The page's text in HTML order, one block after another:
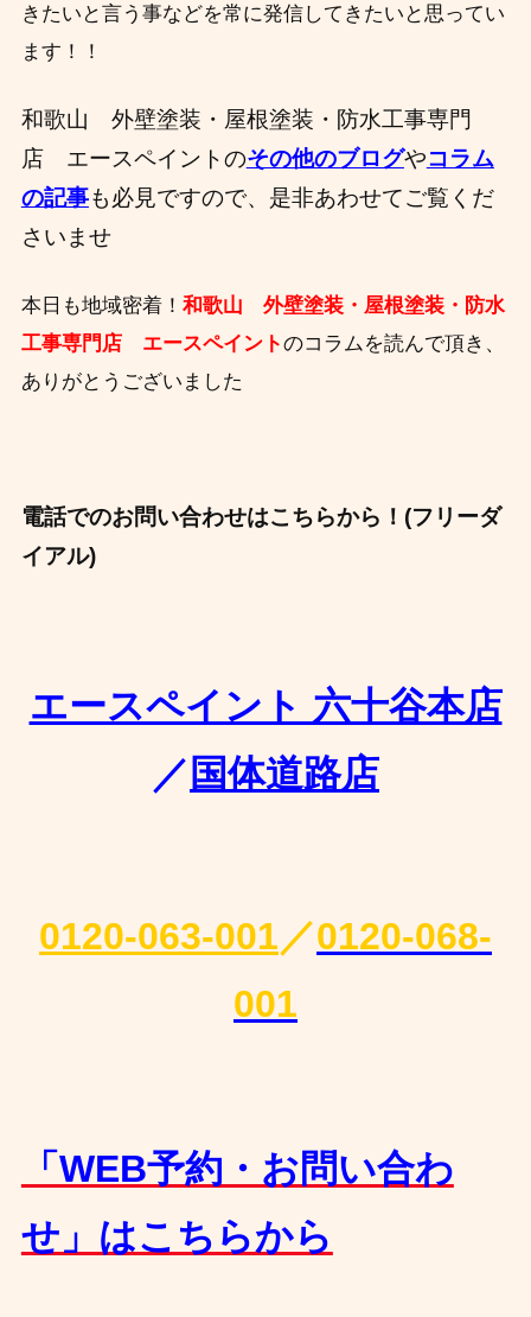
きたいと言う事などを常に発信してきたいと思ってい
ます！！
和歌山 外壁塗装・屋根塗装・防水工事専門
店 エースペイントのその他のブログやコラム
の記事も必見ですので、是非あわせてご覧くだ
さいませ
本日も地域密着！ 和歌山 外壁塗装・屋根塗装・防水
工事専門店 エースペイントのコラムを読んで頂き、
ありがとうございました
電話でのお問い合わせはこちらから！(フリーダ
イアル)
エースペイント 六十谷本店
／ 国体道路店
0120-063-001／0120-068-
001
「WEB予約・お問い合わ
せ」はこちらから